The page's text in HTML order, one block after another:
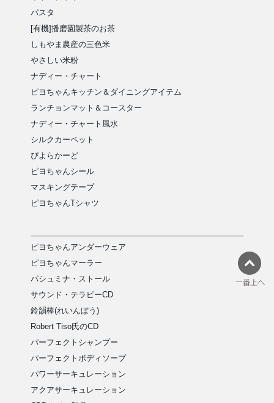
パスタ
[有機]播磨園製茶のお茶
しもやま農産の三色米
やさしい米粉
ナディー・チャート
ピヨちゃんキッチン＆ダイニングアイテム
ランチョンマット＆コースター
ナディー・チャート風水
シルクカーペット
ぴよらかーど
ピヨちゃんシール
マスキングテープ
ピヨちゃんTシャツ
ピヨちゃんアンダーウェア
ピヨちゃんマーラー
パシュミナ・ストール
サウンド・テラピーCD
鈴韻棒(れいんぼう)
Robert Tiso氏のCD
パーフェクトシャンプー
パーフェクトボディソープ
パワーサーキュレーション
アクアサーキュレーション